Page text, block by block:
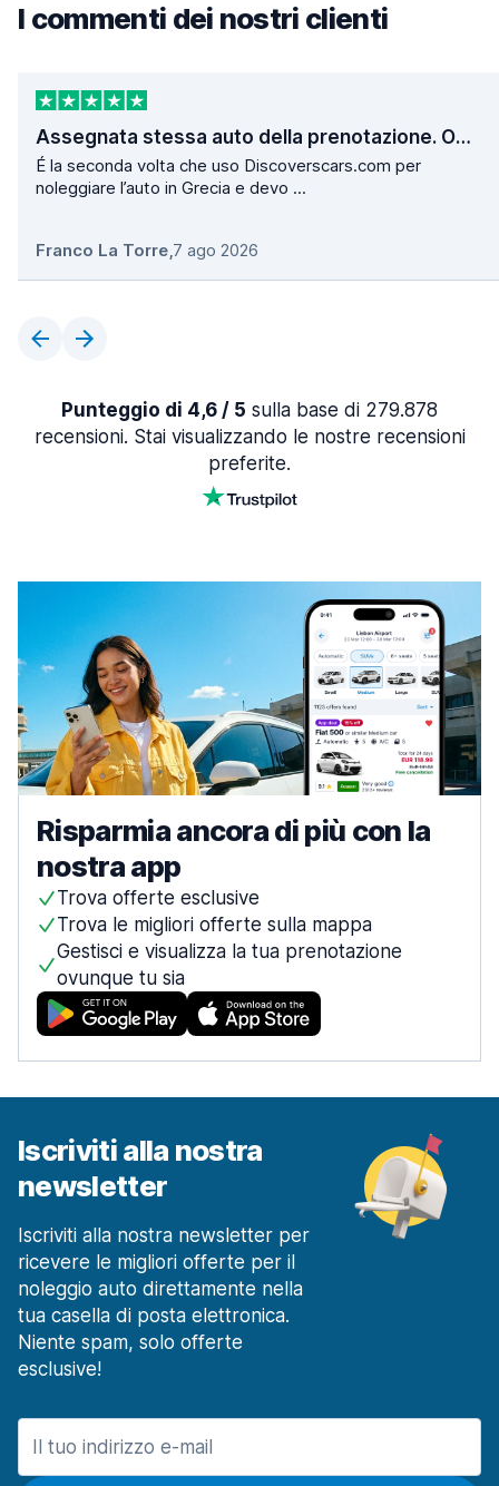
I commenti dei nostri clienti
Assegnata stessa auto della prenotazione. Operazioni di ritiro e consegna velocissime.
É la seconda volta che uso Discoverscars.com per
noleggiare l’auto in Grecia e devo ...
Franco La Torre,7 ago 2026
Punteggio di 4,6 / 5 sulla base di 279.878
recensioni. Stai visualizzando le nostre recensioni
preferite.
Risparmia ancora di più con la
nostra app
Trova offerte esclusive
Trova le migliori offerte sulla mappa
Gestisci e visualizza la tua prenotazione
ovunque tu sia
Iscriviti alla nostra
newsletter
Iscriviti alla nostra newsletter per
ricevere le migliori offerte per il
noleggio auto direttamente nella
tua casella di posta elettronica.
Niente spam, solo offerte
esclusive!